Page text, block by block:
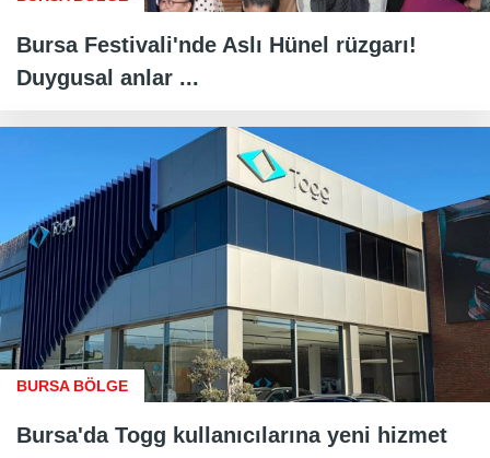
Bursa Festivali'nde Aslı Hünel rüzgarı!
Duygusal anlar ...
BURSA BÖLGE
Bursa'da Togg kullanıcılarına yeni hizmet